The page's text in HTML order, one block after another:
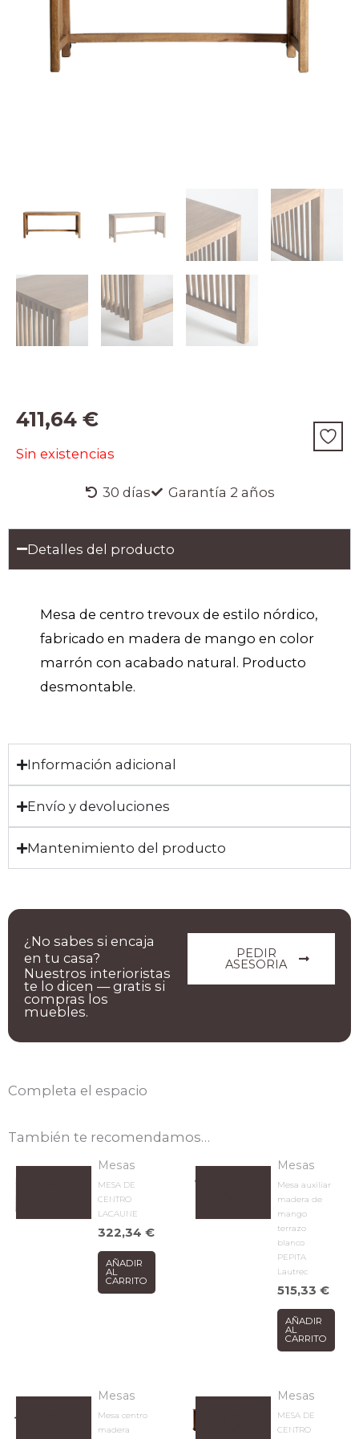
411,64 €
Sin existencias
30 días Garantía 2 años
Detalles del producto
Mesa de centro trevoux de estilo nórdico,
fabricado en madera de mango en color
marrón con acabado natural. Producto
desmontable.
Información adicional
Envío y devoluciones
Mantenimiento del producto
PEDIR
ASESORIA
¿No sabes si encaja
en tu casa?
Nuestros interioristas
te lo dicen — gratis si
compras los
muebles.
Completa el espacio
También te recomendamos…
Mesas
MESA DE
CENTRO
LACAUNE
322,34€
AÑADIR
AL
CARRITO
Mesas
Mesa auxiliar
madera de
mango
terrazo
blanco
PEPITA
Lautrec
515,33€
AÑADIR
AL
CARRITO
Mesas
Mesa centro
madera
Mesas
MESA DE
CENTRO